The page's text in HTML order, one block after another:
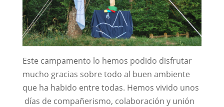
Este campamento lo hemos podido disfrutar
mucho gracias sobre todo al buen ambiente
que ha habido entre todas. Hemos vivido unos
días de compañerismo, colaboración y unión